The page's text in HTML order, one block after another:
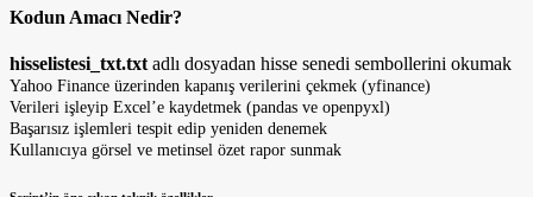
Kodun Amacı Nedir?
hisselistesi_txt.txt adlı dosyadan hisse senedi sembollerini okumak
Yahoo Finance üzerinden kapanış verilerini çekmek (yfinance)
Verileri işleyip Excel’e kaydetmek (pandas ve openpyxl)
Başarısız işlemleri tespit edip yeniden denemek
Kullanıcıya görsel ve metinsel özet rapor sunmak